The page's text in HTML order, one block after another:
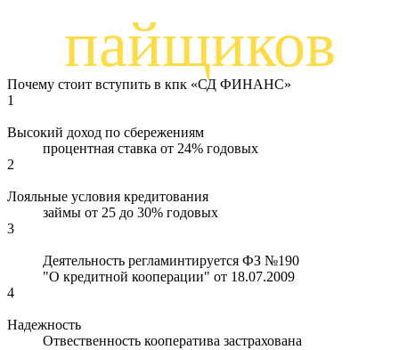
пайщиков
Почему стоит вступить в кпк «СД ФИНАНС»
1
Высокий доход по сбережениям
процентная ставка от 24% годовых
2
Лояльные условия кредитования
займы от 25 до 30% годовых
3
Деятельность регламинтируется ФЗ №190
"О кредитной кооперации" от 18.07.2009
4
Надежность
Отвественность кооператива застрахована